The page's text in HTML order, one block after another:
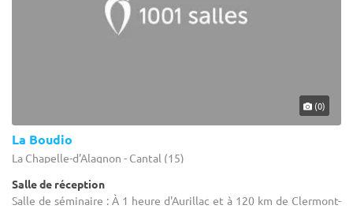
(0)
La Boudio
La Chapelle-d'Alagnon - Cantal (15)
Salle de réception
Salle de séminaire : À 1 heure d'Aurillac et à 120 km de Clermont-